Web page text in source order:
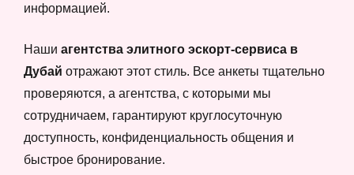
информацией.
Наши агентства элитного эскорт-сервиса в
Дубай отражают этот стиль. Все анкеты тщательно
проверяются, а агентства, с которыми мы
сотрудничаем, гарантируют круглосуточную
доступность, конфиденциальность общения и
быстрое бронирование.